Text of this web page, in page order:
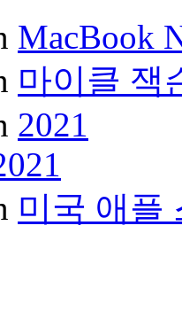
MacBook
마이클 잭
2021
미국 애플